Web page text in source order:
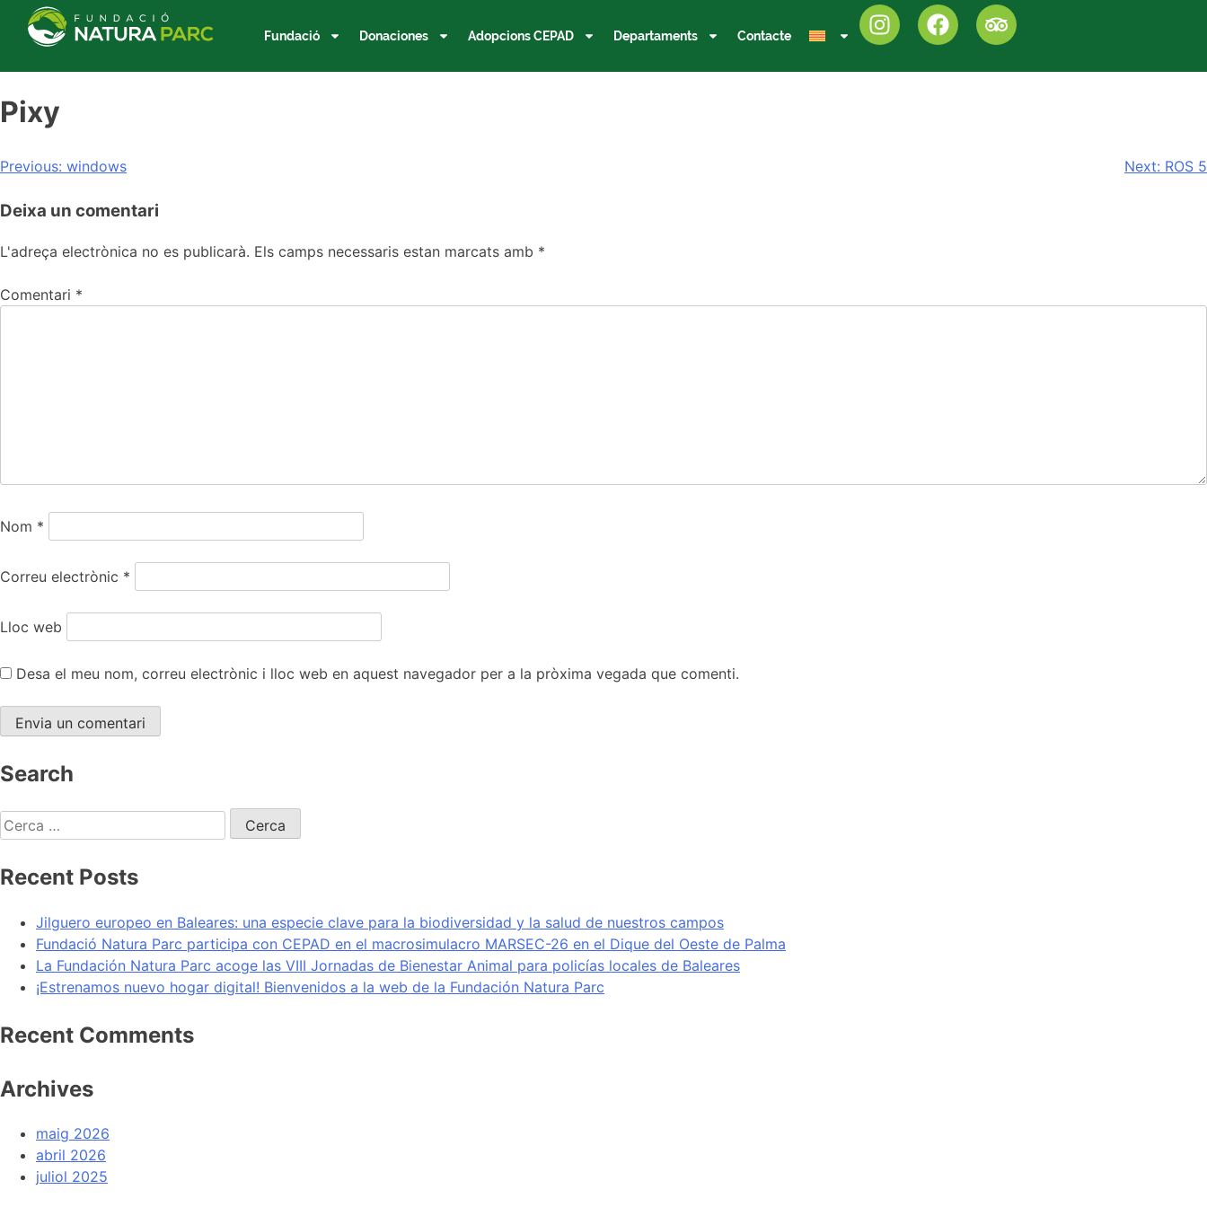
Fundació Donaciones Adopcions CEPAD Departaments Contacte
Pixy
Previous: windows Next: ROS 5
Deixa un comentari
L'adreça electrònica no es publicarà. Els camps necessaris estan marcats amb *
Comentari *
Nom *
Correu electrònic *
Lloc web
Desa el meu nom, correu electrònic i lloc web en aquest navegador per a la pròxima vegada que comenti.
Search
Recent Posts
Jilguero europeo en Baleares: una especie clave para la biodiversidad y la salud de nuestros campos
Fundació Natura Parc participa con CEPAD en el macrosimulacro MARSEC-26 en el Dique del Oeste de Palma
La Fundación Natura Parc acoge las VIII Jornadas de Bienestar Animal para policías locales de Baleares
¡Estrenamos nuevo hogar digital! Bienvenidos a la web de la Fundación Natura Parc
Recent Comments
Archives
maig 2026
abril 2026
juliol 2025